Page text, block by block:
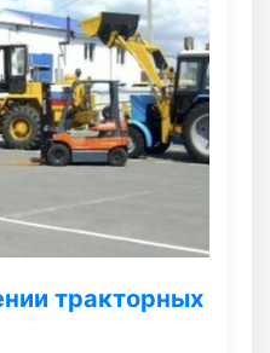
тракторных